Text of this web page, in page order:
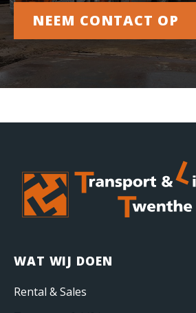
NEEM CONTACT OP
WAT WIJ DOEN
Rental & Sales